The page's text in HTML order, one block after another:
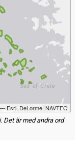
Esri, DeLorme, NAVTEQ
Det är med andra ord